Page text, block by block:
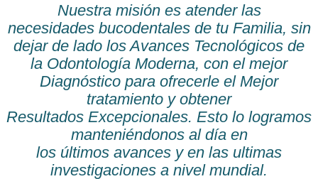
Nuestra misión es atender las
necesidades bucodentales de tu Familia, sin
dejar de lado los Avances Tecnológicos de
la Odontología Moderna, con el mejor
Diagnóstico para ofrecerle el Mejor
tratamiento y obtener
Resultados Excepcionales. Esto lo logramos
manteniéndonos al día en
los últimos avances y en las ultimas
investigaciones a nivel mundial.